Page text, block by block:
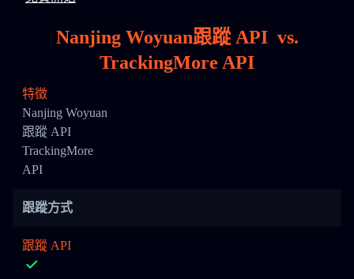
Nanjing Woyuan跟蹤 API vs.
TrackingMore API
特徵
Nanjing Woyuan
跟蹤 API
TrackingMore
API
跟蹤方式
跟蹤 API